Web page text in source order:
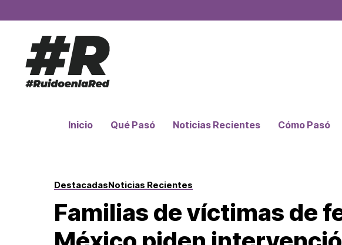
Inicio Qué Pasó Noticias Recientes Cómo Pasó
DestacadasNoticias Recientes
Familias de víctimas de